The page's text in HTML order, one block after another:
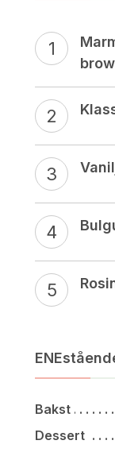
Bakst
Dessert